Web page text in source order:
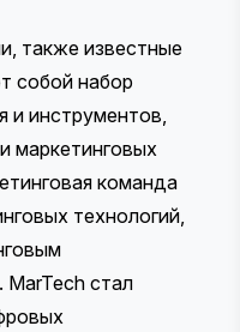
также известные
собой набор
и инструментов,
маркетинговых
команда
технологий,
MarTech стал